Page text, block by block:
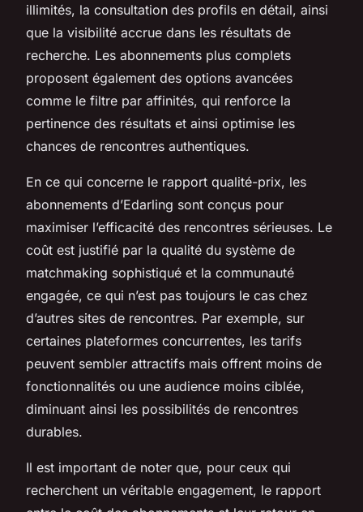
illimités, la consultation des profils en détail, ainsi
que la visibilité accrue dans les résultats de
recherche. Les abonnements plus complets
proposent également des options avancées
comme le filtre par affinités, qui renforce la
pertinence des résultats et ainsi optimise les
chances de rencontres authentiques.
En ce qui concerne le rapport qualité-prix, les
abonnements d’Edarling sont conçus pour
maximiser l’efficacité des rencontres sérieuses. Le
coût est justifié par la qualité du système de
matchmaking sophistiqué et la communauté
engagée, ce qui n’est pas toujours le cas chez
d’autres sites de rencontres. Par exemple, sur
certaines plateformes concurrentes, les tarifs
peuvent sembler attractifs mais offrent moins de
fonctionnalités ou une audience moins ciblée,
diminuant ainsi les possibilités de rencontres
durables.
Il est important de noter que, pour ceux qui
recherchent un véritable engagement, le rapport